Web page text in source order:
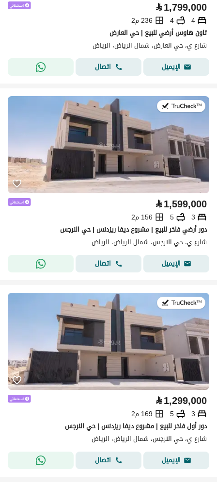
⃁1,799,000
4
4
236 م2
تاون هاوس أرضي للبيع | حي العارض
شارع ي، حي العارض، شمال الرياض، الرياض
الإيميل
اتصال
⃁1,599,000
3
5
156 م2
دور أرضي فاخر للبيع | مشروع ديفا ريزدنس | حي النرجس
شارع ي، حي النرجس، شمال الرياض، الرياض
الإيميل
اتصال
⃁1,299,000
3
5
169 م2
دور أول فاخر للبيع | مشروع ديفا ريزدنس | حي النرجس
شارع ي، حي النرجس، شمال الرياض، الرياض
الإيميل
اتصال